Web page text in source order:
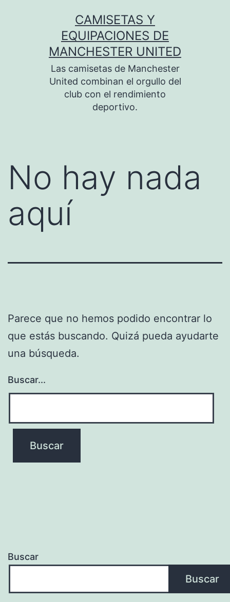
CAMISETAS Y
EQUIPACIONES DE
MANCHESTER UNITED
Las camisetas de Manchester
United combinan el orgullo del
club con el rendimiento
deportivo.
No hay nada
aquí
Parece que no hemos podido encontrar lo
que estás buscando. Quizá pueda ayudarte
una búsqueda.
Buscar...
Buscar
Buscar